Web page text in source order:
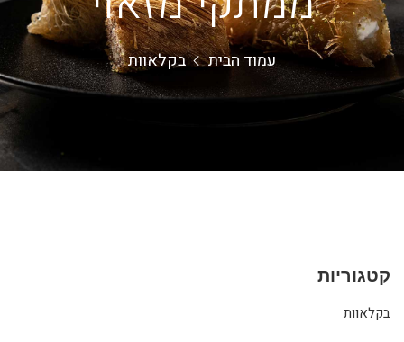
עמוד הבית בקלאוות
קטגוריות
בקלאוות